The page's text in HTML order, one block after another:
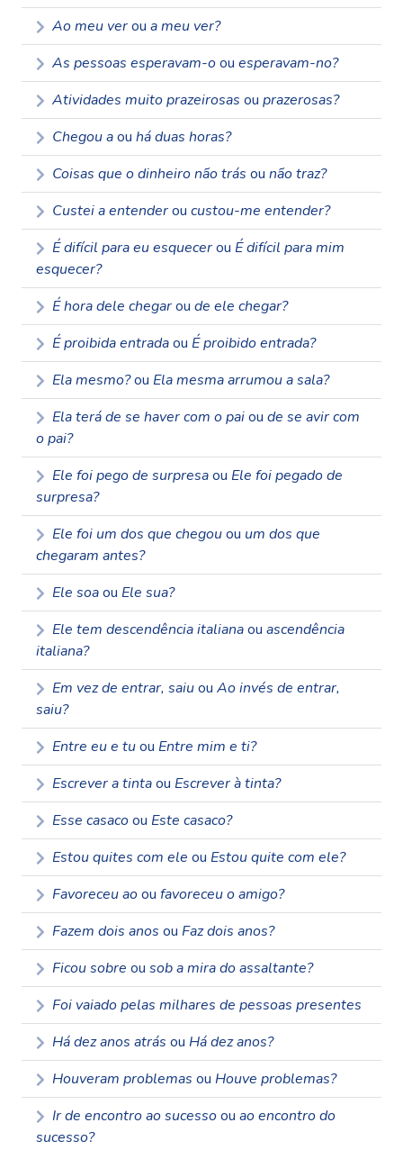
Ao meu verou a meu ver?
As pessoas esperavam-oou esperavam-no?
Atividades muito prazeirosas ou prazerosas?
Chegou aou há duas horas?
Coisas que o dinheiro não trás ou não traz?
Custei a entenderou custou-me entender?
É difícil para eu esquecerou É difícil para mim
esquecer?
É hora dele chegarou de ele chegar?
É proibida entradaou É proibido entrada?
Ela mesmo?ou Ela mesma arrumou a sala?
Ela terá de se haver com o paiou de se avir com
o pai?
Ele foi pego de surpresaou Ele foi pegado de
surpresa?
Ele foi um dos que chegouou um dos que
chegaram antes?
Ele soaou Ele sua?
Ele tem descendência italianaou ascendência
italiana?
Em vez de entrar, saiuou Ao invés de entrar,
saiu?
Entre eu e tuou Entre mim e ti?
Escrever a tintaou Escrever à tinta?
Esse casacoou Este casaco?
Estou quites com ele ou Estou quite com ele?
Favoreceu aoou favoreceu o amigo?
Fazem dois anos ou Faz dois anos?
Ficou sobre ou sob a mira do assaltante?
Foi vaiado pelas milhares de pessoas presentes
Há dez anos atrás ou Há dez anos?
Houveram problemas ou Houve problemas?
Ir de encontro ao sucessoou ao encontro do
sucesso?